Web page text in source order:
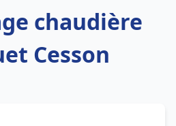
chaudière
Cesson